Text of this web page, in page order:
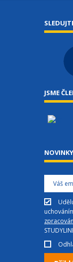
JSME